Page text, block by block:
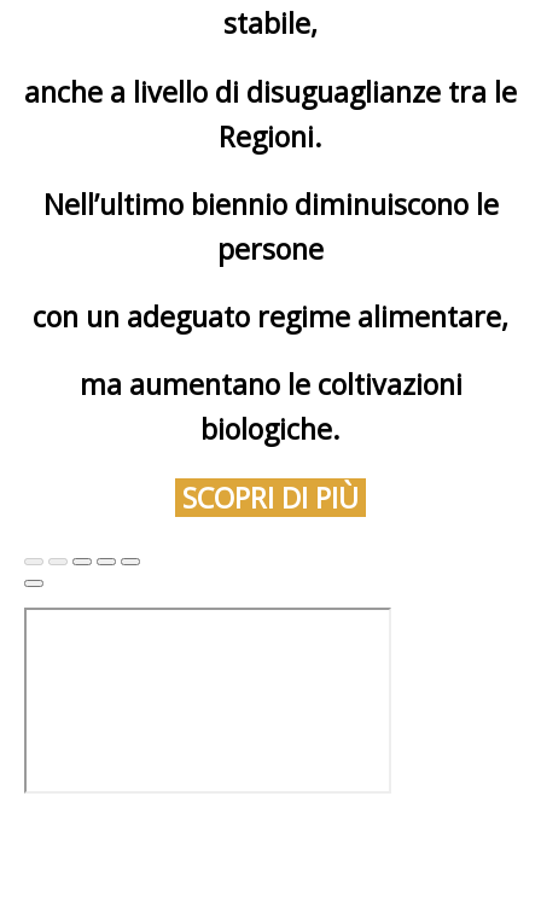
stabile,
anche a livello di disuguaglianze tra le
Regioni.
Nell’ultimo biennio diminuiscono le
persone
con un adeguato regime alimentare,
ma aumentano le coltivazioni
biologiche.
SCOPRI DI PIÙ